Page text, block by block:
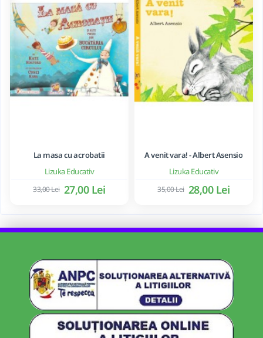
Lizuka Educativ
La masa cu acrobatii
27,00 Lei
33,00 Lei
Lizuka Educativ
A venit vara! - Albert Asensio
28,00 Lei
35,00 Lei